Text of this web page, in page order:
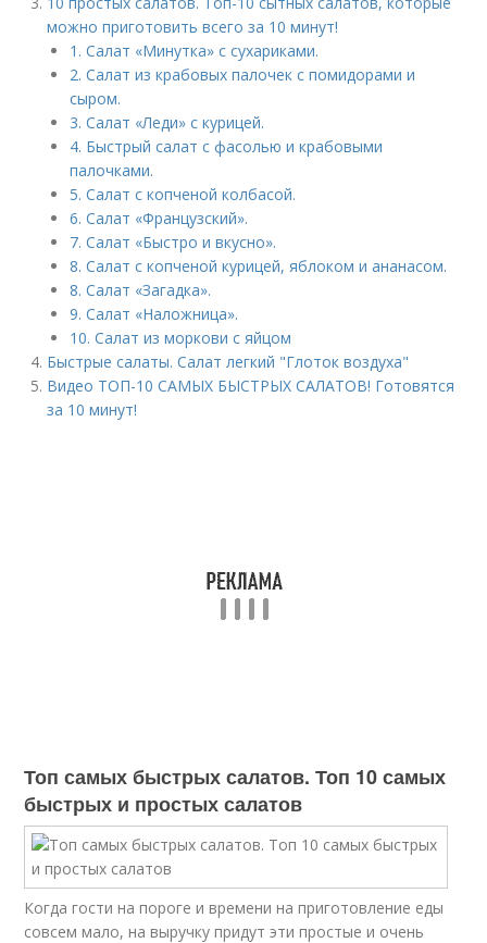
можно приготовить всего за 10 минут!
1. Салат «Минутка» с сухариками.
2. Салат из крабовых палочек с помидорами и
сыром.
3. Салат «Леди» с курицей.
4. Быстрый салат с фасолью и крабовыми
палочками.
5. Салат с копченой колбасой.
6. Салат «Французский».
7. Салат «Быстро и вкусно».
8. Салат с копченой курицей, яблоком и ананасом.
8. Салат «Загадка».
9. Салат «Наложница».
10. Салат из моркови с яйцом
Быстрые салаты. Салат легкий "Глоток воздуха"
Видео ТОП-10 САМЫХ БЫСТРЫХ САЛАТОВ! Готовятся
за 10 минут!
Топ самых быстрых салатов. Топ 10 самых
быстрых и простых салатов
Когда гости на пороге и времени на приготовление еды
совсем мало, на выручку придут эти простые и очень